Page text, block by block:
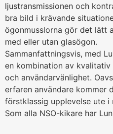
ljustransmissionen och
bra bild i krävande
ögonmusslorna gör det lätt
med eller utan glasögon.
Sammanfattningsvis, med
en kombination av
och användarvänlighet.
erfaren användare kommer
förstklassig upplevelse ute i
Som alla NSO-kikare har